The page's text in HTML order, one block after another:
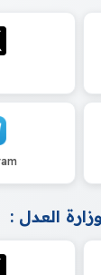
العدل :